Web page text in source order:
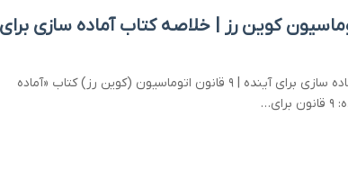
کوین رز | خلاصه کتاب آماده سازی
خلاصه کتاب آماده سازی برای آینده | ۹ قانون اتوماسیون (کوین رز) کتاب «آماده